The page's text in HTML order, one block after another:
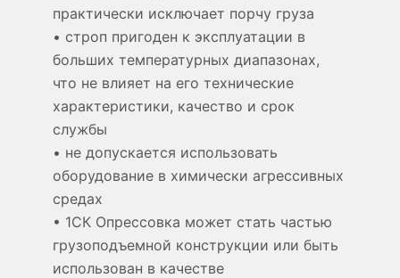
практически исключает порчу груза
• строп пригоден к эксплуатации в
больших температурных диапазонах,
что не влияет на его технические
характеристики, качество и срок
службы
• не допускается использовать
оборудование в химически агрессивных
средах
• 1СК Опрессовка может стать частью
грузоподъемной конструкции или быть
использован в качестве